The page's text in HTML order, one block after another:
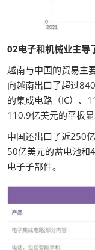
02电子和机械业主导
越南与中国的贸易主
向越南出口了超过
的集成电路（IC）、
110.9亿美元的平板显
中国还出口了近250
50亿美元的蓄电池和
电子子部件。